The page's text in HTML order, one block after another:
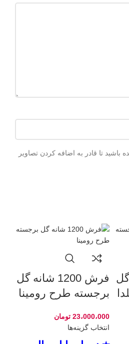
تا قادر به اضافه کردن تصاویر
گل
فرش 1200 شانه گل
برجسته طرح رومینا
23،000،000 تومان
انتخاب گزینه‌ها